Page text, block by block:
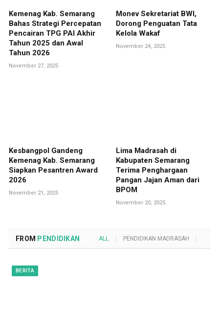
Kemenag Kab. Semarang
Bahas Strategi Percepatan
Pencairan TPG PAI Akhir
Tahun 2025 dan Awal
Tahun 2026
November 27, 2025
Monev Sekretariat BWI,
Dorong Penguatan Tata
Kelola Wakaf
November 24, 2025
Kesbangpol Gandeng
Kemenag Kab. Semarang
Siapkan Pesantren Award
2026
November 21, 2025
Lima Madrasah di
Kabupaten Semarang
Terima Penghargaan
Pangan Jajan Aman dari
BPOM
November 20, 2025
FROM PENDIDIKAN ALL PENDIDIKAN MADRASAH
BERITA